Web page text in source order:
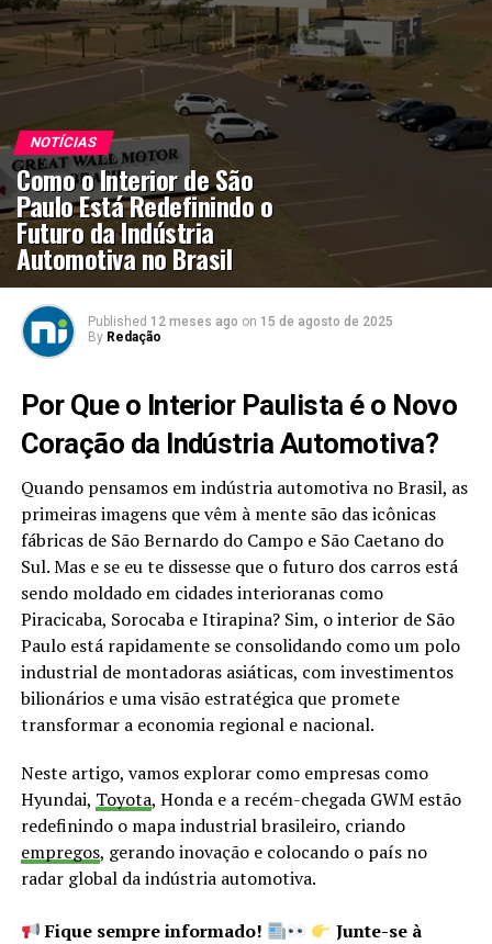
NOTÍCIAS
Como o Interior de São
Paulo Está Redefinindo o
Futuro da Indústria
Automotiva no Brasil
Published 12 meses ago on 15 de agosto de 2025
By Redação
Por Que o Interior Paulista é o Novo
Coração da Indústria Automotiva?
Quando pensamos em indústria automotiva no Brasil, as
primeiras imagens que vêm à mente são das icônicas
fábricas de São Bernardo do Campo e São Caetano do
Sul. Mas e se eu te dissesse que o futuro dos carros está
sendo moldado em cidades interioranas como
Piracicaba, Sorocaba e Itirapina? Sim, o interior de São
Paulo está rapidamente se consolidando como um polo
industrial de montadoras asiáticas, com investimentos
bilionários e uma visão estratégica que promete
transformar a economia regional e nacional.
Neste artigo, vamos explorar como empresas como
Hyundai, Toyota, Honda e a recém-chegada GWM estão
redefinindo o mapa industrial brasileiro, criando
empregos, gerando inovação e colocando o país no
radar global da indústria automotiva.
Fique sempre informado!
Junte-se à